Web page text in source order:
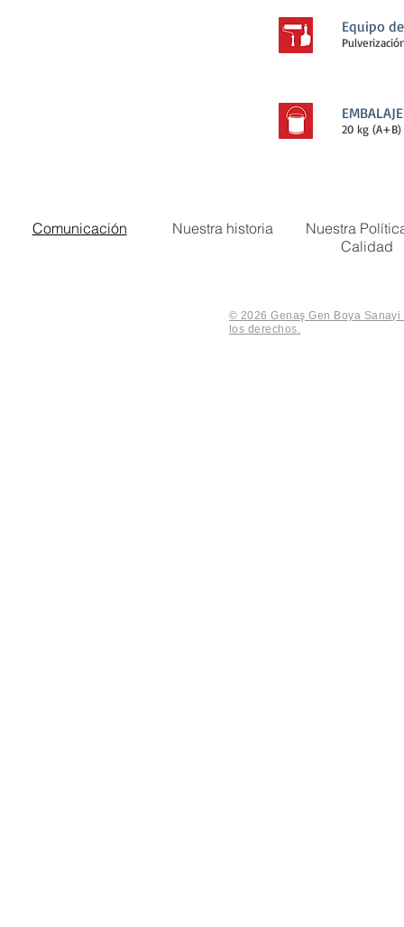
Equipo
EMBALAJE
20 kg (A+B)
Nuestra historia
Nuestra
Calidad
Comunicación
© 2026 Genaş Gen Boya
los derechos.